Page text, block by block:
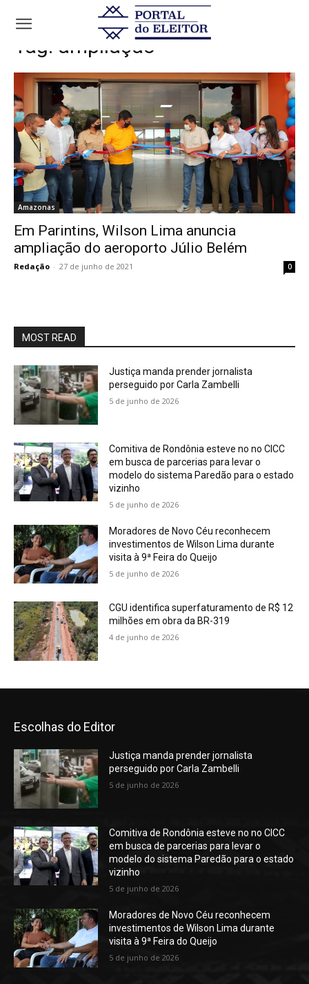
Tags
Tag: ampliação
Amazonas
Em Parintins, Wilson Lima anuncia
ampliação do aeroporto Júlio Belém
Redação - 27 de junho de 2021 0
MOST READ
Justiça manda prender jornalista
perseguido por Carla Zambelli
5 de junho de 2026
Comitiva de Rondônia esteve no no CICC
em busca de parcerias para levar o
modelo do sistema Paredão para o estado
vizinho
5 de junho de 2026
Moradores de Novo Céu reconhecem
investimentos de Wilson Lima durante
visita à 9ª Feira do Queijo
5 de junho de 2026
CGU identifica superfaturamento de R$ 12
milhões em obra da BR-319
4 de junho de 2026
Escolhas do Editor
Justiça manda prender jornalista
perseguido por Carla Zambelli
5 de junho de 2026
Comitiva de Rondônia esteve no no CICC
em busca de parcerias para levar o
modelo do sistema Paredão para o estado
vizinho
5 de junho de 2026
Moradores de Novo Céu reconhecem
investimentos de Wilson Lima durante
visita à 9ª Feira do Queijo
5 de junho de 2026